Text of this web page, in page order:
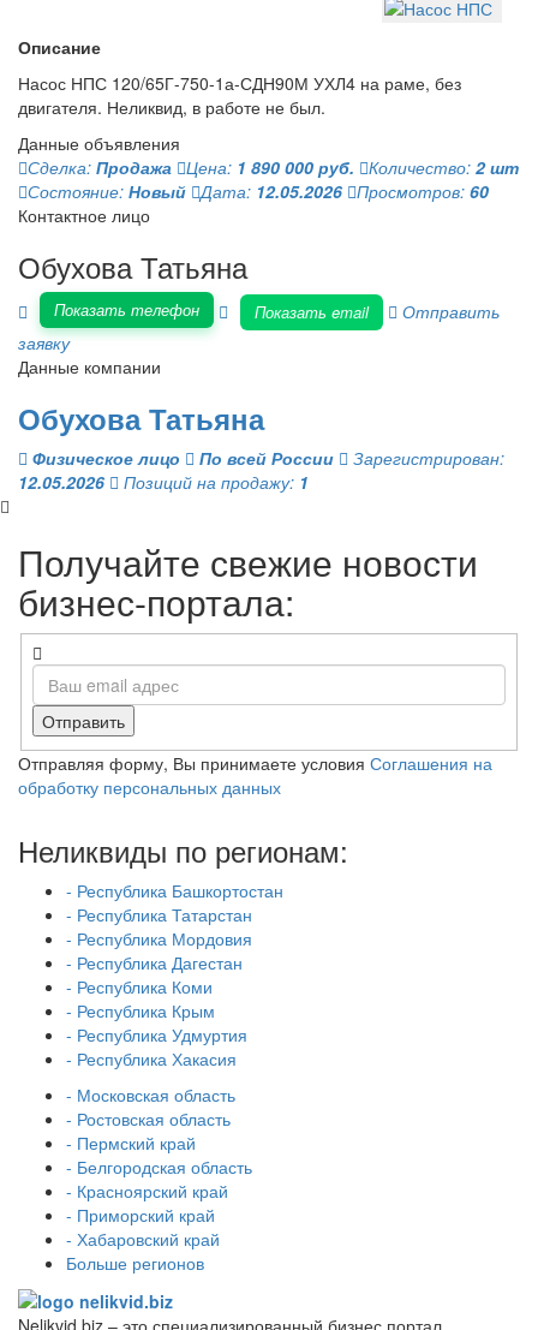
Описание
Насос НПС 120/65Г-750-1а-СДН90М УХЛ4 на раме, без
двигателя. Неликвид, в работе не был.
Данные объявления
Сделка: Продажа Цена: 1 890 000 руб. Количество: 2 шт
Состояние: Новый Дата: 12.05.2026 Просмотров: 60
Контактное лицо
Обухова Татьяна
Показать телефон Показать email
Отправить
заявку
Данные компании
Обухова Татьяна
Физическое лицо По всей России
Зарегистрирован:
12.05.2026
Позиций на продажу: 1
Получайте свежие новости
бизнес-портала:
Отправить
Отправляя форму, Вы принимаете условия Соглашения на
обработку персональных данных
Неликвиды по регионам:
- Республика Башкортостан
- Республика Татарстан
- Республика Мордовия
- Республика Дагестан
- Республика Коми
- Республика Крым
- Республика Удмуртия
- Республика Хакасия
- Московская область
- Ростовская область
- Пермский край
- Белгородская область
- Красноярский край
- Приморский край
- Хабаровский край
Больше регионов
Nelikvid.biz – это специализированный бизнес портал